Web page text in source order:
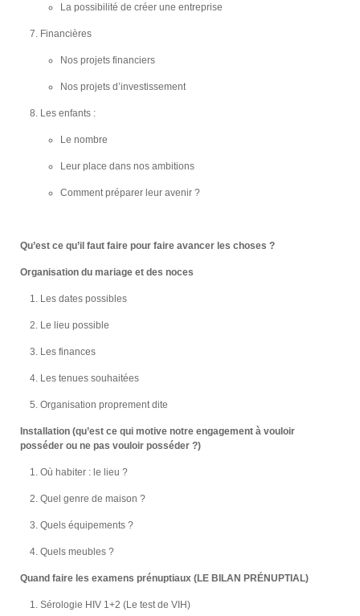
La possibilité de créer une entreprise
Financières
Nos projets financiers
Nos projets d’investissement
Les enfants :
Le nombre
Leur place dans nos ambitions
Comment préparer leur avenir ?
Qu’est ce qu’il faut faire pour faire avancer les choses ?
Organisation du mariage et des noces
Les dates possibles
Le lieu possible
Les finances
Les tenues souhaitées
Organisation proprement dite
Installation (qu’est ce qui motive notre engagement à vouloir
posséder ou ne pas vouloir posséder ?)
Où habiter : le lieu ?
Quel genre de maison ?
Quels équipements ?
Quels meubles ?
Quand faire les examens prénuptiaux (LE BILAN PRÉNUPTIAL)
Sérologie HIV 1+2 (Le test de VIH)